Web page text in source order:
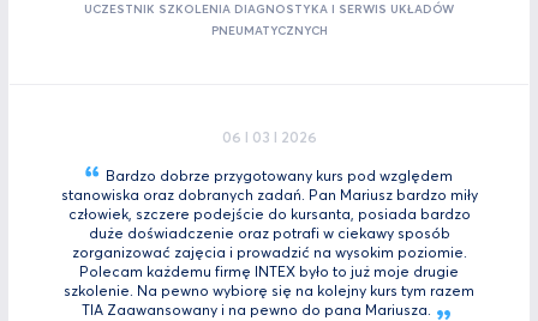
UCZESTNIK SZKOLENIA DIAGNOSTYKA I SERWIS UKŁADÓW
PNEUMATYCZNYCH
06 I 03 I 2026
Bardzo dobrze przygotowany kurs pod względem
stanowiska oraz dobranych zadań. Pan Mariusz bardzo miły
człowiek, szczere podejście do kursanta, posiada bardzo
duże doświadczenie oraz potrafi w ciekawy sposób
zorganizować zajęcia i prowadzić na wysokim poziomie.
Polecam każdemu firmę INTEX było to już moje drugie
szkolenie. Na pewno wybiorę się na kolejny kurs tym razem
TIA Zaawansowany i na pewno do pana Mariusza.